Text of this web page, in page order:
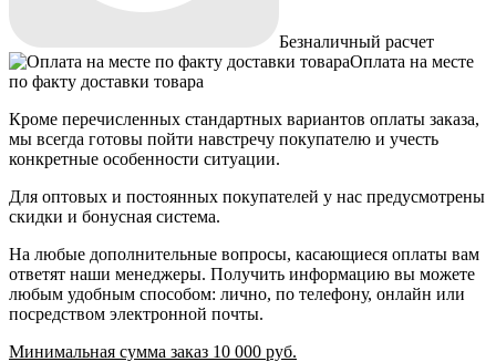
Безналичный расчет
Оплата на месте
по факту доставки товара
Кроме перечисленных стандартных вариантов оплаты заказа,
мы всегда готовы пойти навстречу покупателю и учесть
конкретные особенности ситуации.
Для оптовых и постоянных покупателей у нас предусмотрены
скидки и бонусная система.
На любые дополнительные вопросы, касающиеся оплаты вам
ответят наши менеджеры. Получить информацию вы можете
любым удобным способом: лично, по телефону, онлайн или
посредством электронной почты.
Минимальная сумма заказ 10 000 руб.